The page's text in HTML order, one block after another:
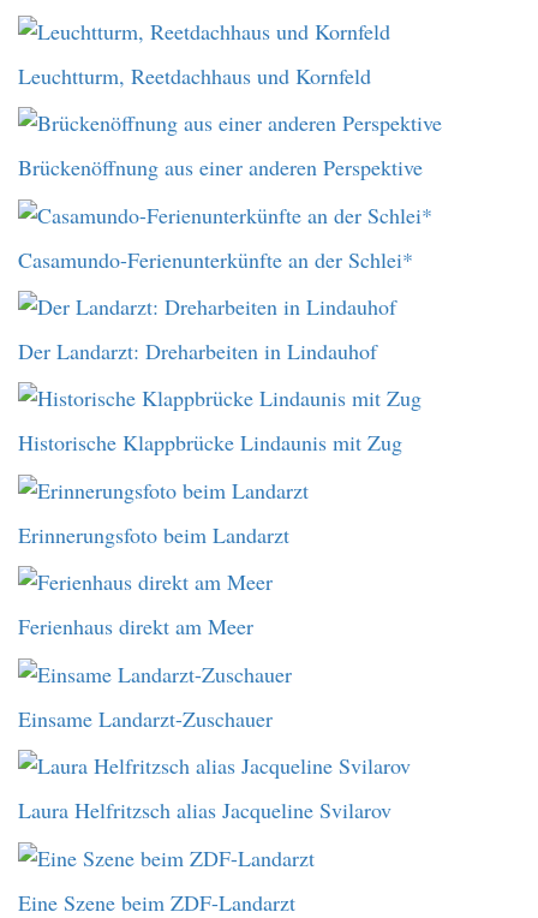
Leuchtturm, Reetdachhaus und Kornfeld
Brückenöffnung aus einer anderen Perspektive
Casamundo-Ferienunterkünfte an der Schlei*
Der Landarzt: Dreharbeiten in Lindauhof
Historische Klappbrücke Lindaunis mit Zug
Erinnerungsfoto beim Landarzt
Ferienhaus direkt am Meer
Einsame Landarzt-Zuschauer
Laura Helfritzsch alias Jacqueline Svilarov
Eine Szene beim ZDF-Landarzt